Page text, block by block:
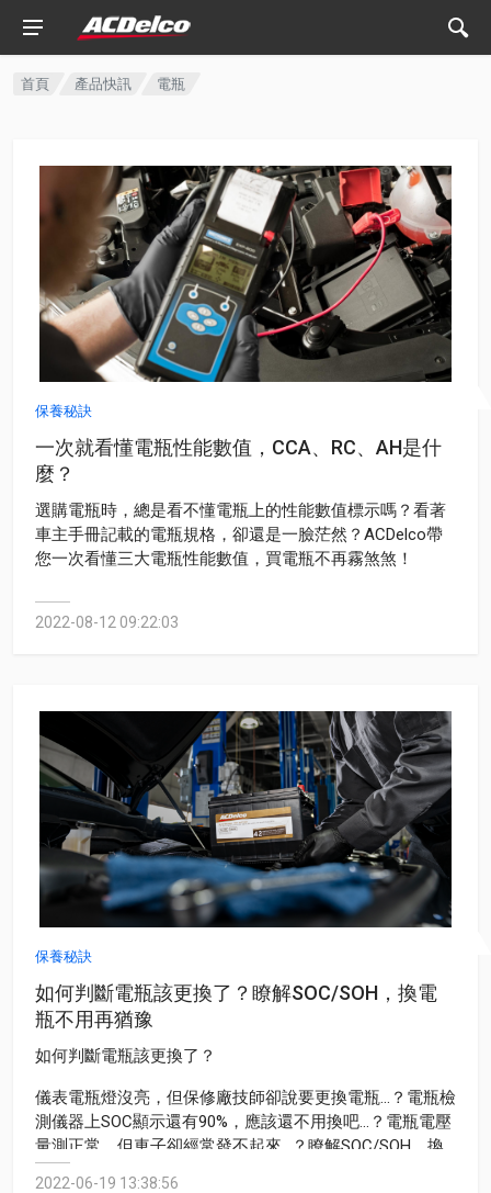
首頁 產品快訊 電瓶
保養秘訣
一次就看懂電瓶性能數值，CCA、RC、AH是什
麼？
2022-08-12 09:22:03
選購電瓶時，總是看不懂電瓶上的性能數值標示嗎？看著
車主手冊記載的電瓶規格，卻還是一臉茫然？ACDelco帶
您一次看懂三大電瓶性能數值，買電瓶不再霧煞煞！
保養秘訣
如何判斷電瓶該更換了？瞭解SOC/SOH，換電
瓶不用再猶豫
2022-06-19 13:38:56
如何判斷電瓶該更換了？
儀表電瓶燈沒亮，但保修廠技師卻說要更換電瓶...？電瓶檢
測儀器上SOC顯示還有90%，應該還不用換吧...？電瓶電壓
量測正常，但車子卻經常發不起來...？瞭解SOC/SOH，換
電瓶不用再猶豫！